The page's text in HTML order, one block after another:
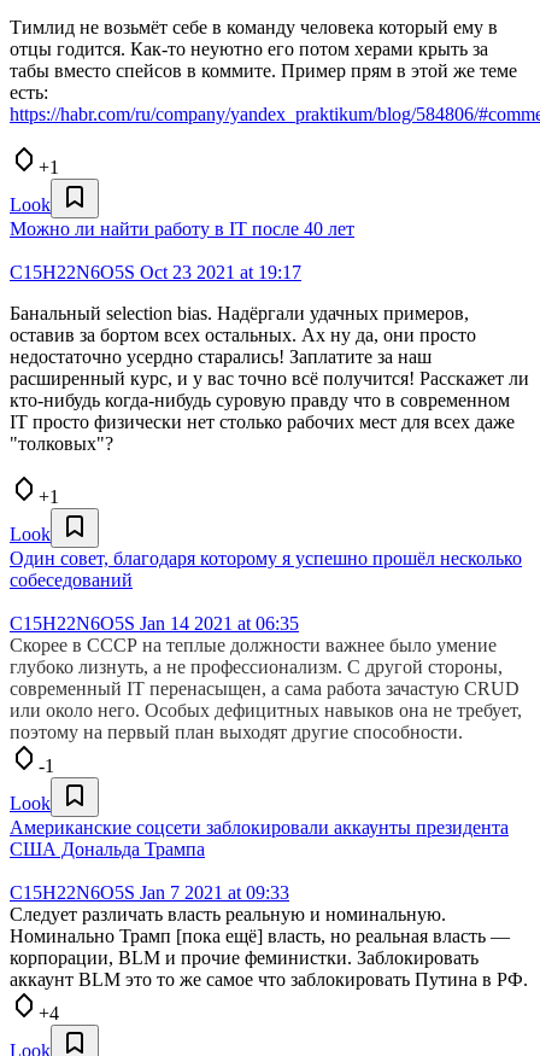
Тимлид не возьмёт себе в команду человека который ему в
отцы годится. Как-то неуютно его потом херами крыть за
табы вместо спейсов в коммите. Пример прям в этой же теме
есть:
https://habr.com/ru/company/yandex_praktikum/blog/584806/
+1
Look
Можно ли найти работу в IT после 40 лет
C15H22N6O5S Oct 23 2021 at 19:17
Банальный selection bias. Надёргали удачных примеров,
оставив за бортом всех остальных. Ах ну да, они просто
недостаточно усердно старались! Заплатите за наш
расширенный курс, и у вас точно всё получится! Расскажет ли
кто-нибудь когда-нибудь суровую правду что в современном
IT просто физически нет столько рабочих мест для всех даже
"толковых"?
+1
Look
Один совет, благодаря которому я успешно прошёл несколько
собеседований
C15H22N6O5S Jan 14 2021 at 06:35
Скорее в СССР на теплые должности важнее было умение
глубоко лизнуть, а не профессионализм. С другой стороны,
современный IT перенасыщен, а сама работа зачастую CRUD
или около него. Особых дефицитных навыков она не требует,
поэтому на первый план выходят другие способности.
-1
Look
Американские соцсети заблокировали аккаунты президента
США Дональда Трампа
C15H22N6O5S Jan 7 2021 at 09:33
Следует различать власть реальную и номинальную.
Номинально Трамп [пока ещё] власть, но реальная власть —
корпорации, BLM и прочие феминистки. Заблокировать
аккаунт BLM это то же самое что заблокировать Путина в РФ.
+4
Look